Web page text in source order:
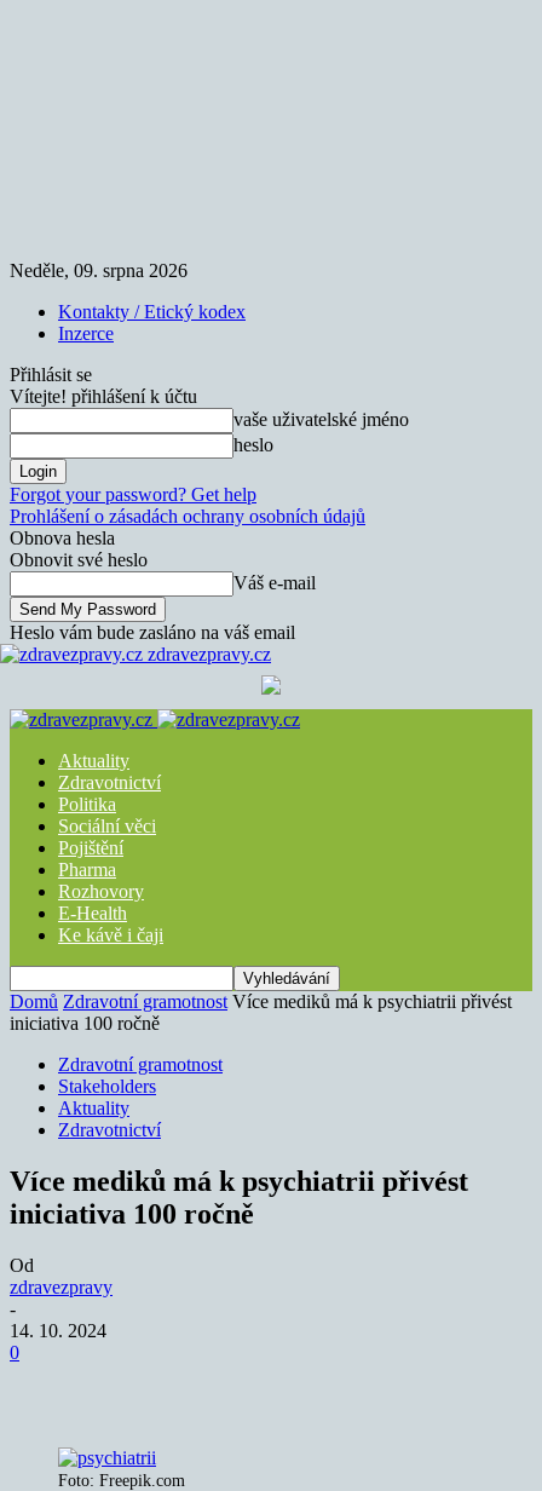
Neděle, 09. srpna 2026
Kontakty / Etický kodex
Inzerce
Přihlásit se
Vítejte! přihlášení k účtu
vaše uživatelské jméno
heslo
Forgot your password? Get help
Prohlášení o zásadách ochrany osobních údajů
Obnova hesla
Obnovit své heslo
Váš e-mail
Heslo vám bude zasláno na váš email
zdravezpravy.cz
Aktuality
Zdravotnictví
Politika
Sociální věci
Pojištění
Pharma
Rozhovory
E-Health
Ke kávě i čaji
Domů Zdravotní gramotnost Více mediků má k psychiatrii přivést
iniciativa 100 ročně
Zdravotní gramotnost
Stakeholders
Aktuality
Zdravotnictví
Více mediků má k psychiatrii přivést
iniciativa 100 ročně
Od
zdravezpravy
-
14. 10. 2024
0
Foto: Freepik.com